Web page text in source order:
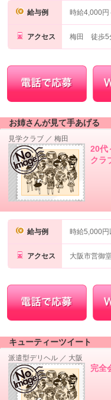
給与例 時給4,000円
アクセス 梅田 徒歩5
お姉さんが見て手あげる
見学クラブ ／梅田
20代
クラ
給与例 時給5,000
アクセス 大阪市営御
キューティーツイート
派遣型デリヘル ／ 大阪
完全